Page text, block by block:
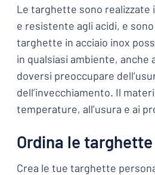
Le targhette sono realizzate
e resistente agli acidi, e
targhette in acciaio inox
in qualsiasi ambiente, anche
doversi preoccupare
dell’invecchiamento. Il
temperature, all’usura e ai
Ordina le
Crea le tue targhette